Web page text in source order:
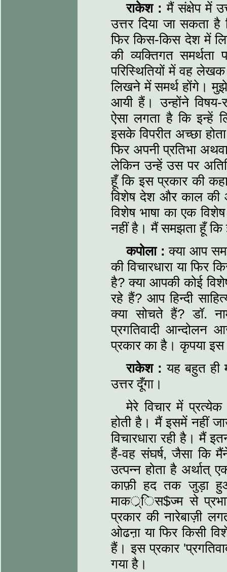
राकेश : मैं संक्षेप में
उत्तर दिया जा सकता
फिर किस-किस देश में
की व्यक्तिगत समर्थता
परिस्थितियों में वह
लिखने में समर्थ होंगे। मुझे
आयी हैं। उन्होंने विषय-
ऐसा लगता है कि इन्हें
इसके विपरीत अच्छा
फिर अपनी प्रतिभा
लेकिन उन्हें उस पर
हूँ कि इस प्रकार की
विशेष देश और काल की
विशेष भाषा का एक
नहीं है। मैं समझता हूँ कि
कपोला : क्या आप
की विचारधारा या फिर
है? क्या आपकी कोई
रहे हैं? आप हिन्दी
क्या सोचते हैं? डॉ.
प्रगतिवादी आन्दोलन
प्रकार का है। कृपया
राकेश : यह बहुत ही
उत्तर दूँगा।
मेरे विचार में प्रत्येक
होती है। मैं इसमें नहीं
विचारधारा रही है। मैं
हैं-वह संघर्ष, जैसा कि
उत्पन्न होता है अर्थात्
काफ़ी हद तक जुड़ा
माकर््िस$ज्म से
प्रकार की नारेबाज़ी
ओढऩा या फिर किसी
हैं। इस प्रकार
गया है।